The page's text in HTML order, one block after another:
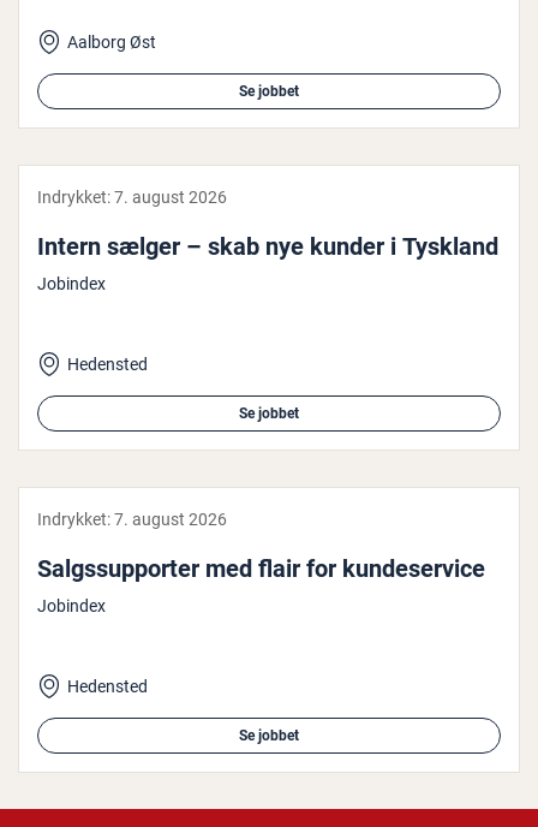
Aalborg Øst
Se jobbet
Indrykket:7. august 2026
Intern sælger – skab nye kunder i Tyskland
Jobindex
Hedensted
Se jobbet
Indrykket:7. august 2026
Salgs­sup­por­ter med flair for kun­de­ser­vi­ce
Jobindex
Hedensted
Se jobbet